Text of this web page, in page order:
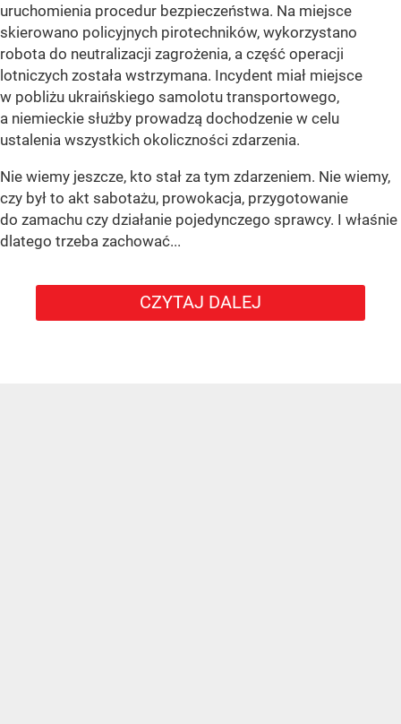
uruchomienia procedur bezpieczeństwa. Na miejsce
skierowano policyjnych pirotechników, wykorzystano
robota do neutralizacji zagrożenia, a część operacji
lotniczych została wstrzymana. Incydent miał miejsce
w pobliżu ukraińskiego samolotu transportowego,
a niemieckie służby prowadzą dochodzenie w celu
ustalenia wszystkich okoliczności zdarzenia.
Nie wiemy jeszcze, kto stał za tym zdarzeniem. Nie wiemy,
czy był to akt sabotażu, prowokacja, przygotowanie
do zamachu czy działanie pojedynczego sprawcy. I właśnie
dlatego trzeba zachować...
CZYTAJ DALEJ